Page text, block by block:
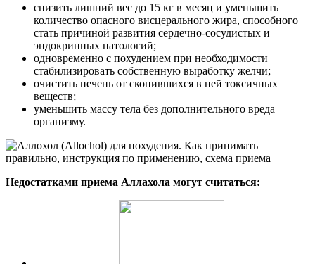
снизить лишний вес до 15 кг в месяц и уменьшить
количество опасного висцерального жира, способного
стать причиной развития сердечно-сосудистых и
эндокринных патологий;
одновременно с похудением при необходимости
стабилизировать собственную выработку желчи;
очистить печень от скопившихся в ней токсичных
веществ;
уменьшить массу тела без дополнительного вреда
организму.
Недостатками приема Аллахола могут считаться: